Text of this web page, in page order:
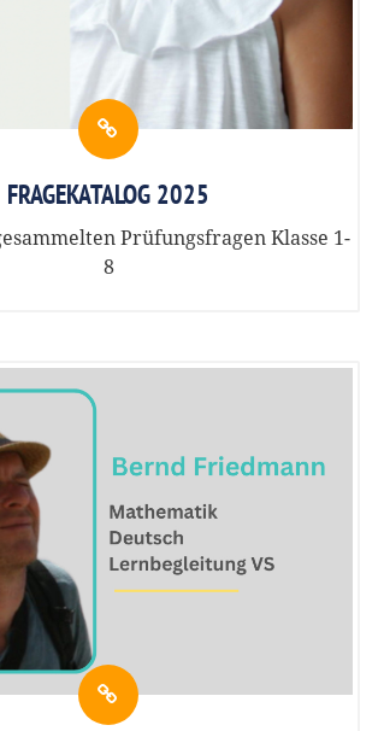
FRAGEKATALOG 2025
Prüfungsfragen Klasse 1-
8